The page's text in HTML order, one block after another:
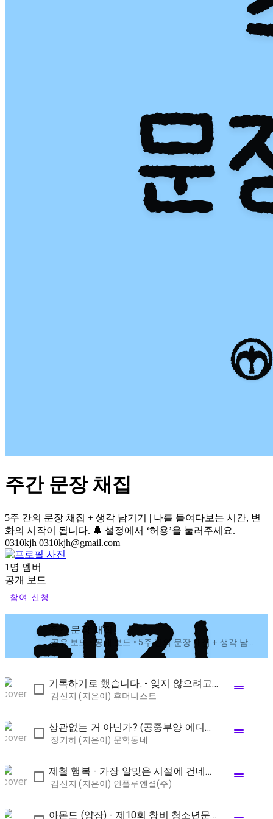
주간 문장 채집
5주 간의 문장 채집 + 생각 남기기 | 나를 들여다보는 시간, 변
화의 시작이 됩니다. 🔔 설정에서 ‘허용’을 눌러주세요.
0310kjh 0310kjh@gmail.com
1명 멤버
공개 보드
참여 신청
주간 문장 채집
공유 보드 • 공개 보드 • 5주 간의 문장 채집 + 생각 남기기 | 나를 들여다보는 시간, 변화의 시작이 됩니다. 🔔 설정에서 ‘허용’을 눌러주세요.
기록하기로 했습니다. - 잊지 않으려고 시작한 매일의 습관,
김신지 (지은이) 휴머니스트 drag_handle
상관없는 거 아닌가? (공중부양 에디션) - 장기하 산문
장기하 (지은이) 문학동네 drag_handle
제철 행복 - 가장 알맞은 시절에 건네는 스물네 번의 다정한 안부
김신지 (지은이) 인플루엔셜(주) drag_handle
아몬드 (양장) - 제10회 창비 청소년문학상 수상작